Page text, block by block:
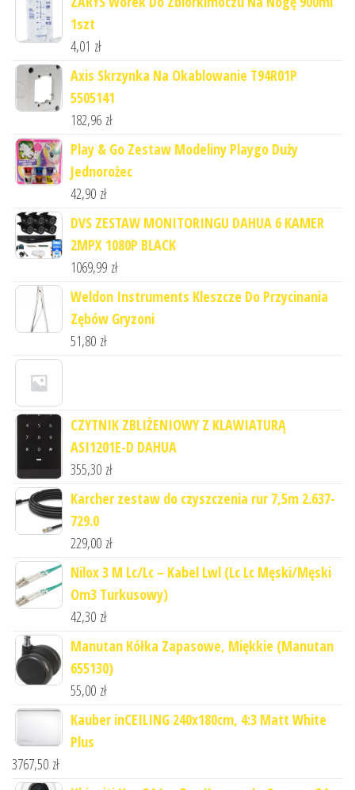
1szt
4,01 zł
Axis Skrzynka Na Okablowanie T94R01P
5505141
182,96 zł
Play & Go Zestaw Modeliny Playgo Duży
Jednorożec
42,90 zł
DVS ZESTAW MONITORINGU DAHUA 6 KAMER
2MPX 1080P BLACK
1069,99 zł
Weldon Instruments Kleszcze Do Przycinania
Zębów Gryzoni
51,80 zł
CZYTNIK ZBLIŻENIOWY Z KLAWIATURĄ
ASI1201E-D DAHUA
355,30 zł
Karcher zestaw do czyszczenia rur 7,5m 2.637-
729.0
229,00 zł
Nilox 3 M Lc/Lc – Kabel Lwl (Lc Lc Męski/Męski
Om3 Turkusowy)
42,30 zł
Manutan Kółka Zapasowe, Miękkie (Manutan
655130)
55,00 zł
Kauber inCEILING 240x180cm, 4:3 Matt White
Plus
3767,50 zł